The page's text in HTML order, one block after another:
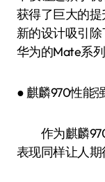
获得了巨大的
新的设计吸引
华为的Mate系
● 麒麟970性能
作为麒麟970
表现同样让人期